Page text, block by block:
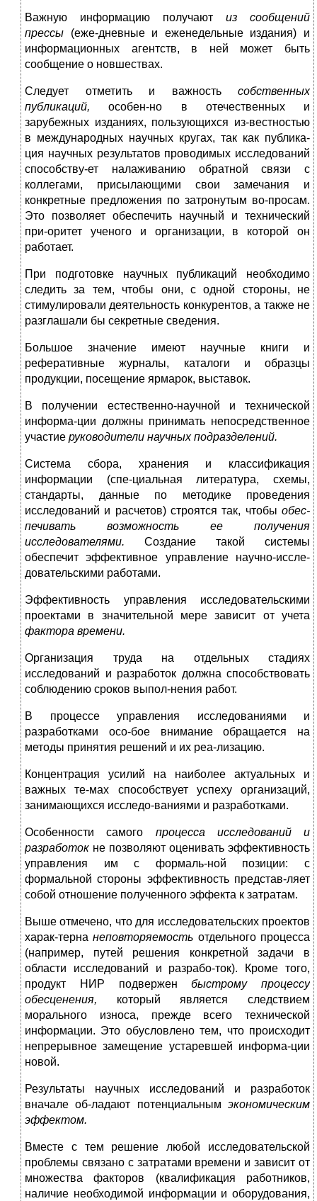
Важную информацию получают из сообщений
прессы (еже-дневные и еженедельные издания) и
информационных агентств, в ней может быть
сообщение о новшествах.
Следует отметить и важность собственных
публикаций,особен-но в отечественных и
зарубежных изданиях, пользующихся из-вестностью
в международных научных кругах, так как публика-
ция научных результатов проводимых исследований
способству-ет налаживанию обратной связи с
коллегами, присылающими свои замечания и
конкретные предложения по затронутым во-просам.
Это позволяет обеспечить научный и технический
при-оритет ученого и организации, в которой он
работает.
При подготовке научных публикаций необходимо
следить за тем, чтобы они, с одной стороны, не
стимулировали деятельность конкурентов, а также не
разглашали бы секретные сведения.
Большое значение имеют научные книги и
реферативные журналы, каталоги и образцы
продукции, посещение ярмарок, выставок.
В получении естественно-научной и технической
информа-ции должны принимать непосредственное
участие руководители научных подразделений.
Система сбора, хранения и классификация
информации (спе-циальная литература, схемы,
стандарты, данные по методике проведения
исследований и расчетов) строятся так, чтобы обес-
печивать возможность ее получения
исследователями. Создание такой системы
обеспечит эффективное управление научно-иссле-
довательскими работами.
Эффективность управления исследовательскими
проектами в значительной мере зависит от учета
фактора времени.
Организация труда на отдельных стадиях
исследований и разработок должна способствовать
соблюдению сроков выпол-нения работ.
В процессе управления исследованиями и
разработками осо-бое внимание обращается на
методы принятия решений и их реа-лизацию.
Концентрация усилий на наиболее актуальных и
важных те-мах способствует успеху организаций,
занимающихся исследо-ваниями и разработками.
Особенности самого процесса исследований и
разработок не позволяют оценивать эффективность
управления им с формаль-ной позиции: с
формальной стороны эффективность представ-ляет
собой отношение полученного эффекта к затратам.
Выше отмечено, что для исследовательских проектов
харак-тернанеповторяемость отдельного процесса
(например, путей решения конкретной задачи в
области исследований и разрабо-ток). Кроме того,
продукт НИР подверженбыстрому процессу
обесценения, который является следствием
морального износа, прежде всего технической
информации. Это обусловлено тем, что происходит
непрерывное замещение устаревшей информа-ции
новой.
Результаты научных исследований и разработок
вначале об-ладают потенциальным экономическим
эффектом.
Вместе с тем решение любой исследовательской
проблемы связано с затратами времени и зависит от
множества факторов (квалификация работников,
наличие необходимой информации и оборудования,